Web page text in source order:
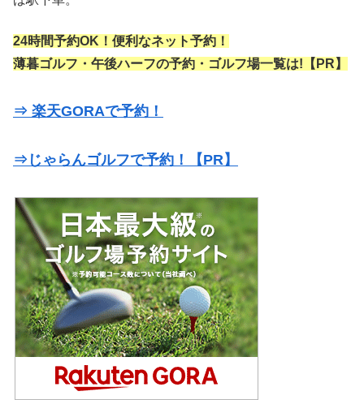
24時間予約OK！便利なネット予約！
薄暮ゴルフ・午後ハーフの予約・ゴルフ場一覧は!【PR】
⇒ 楽天GORAで予約！
⇒じゃらんゴルフで予約！【PR】